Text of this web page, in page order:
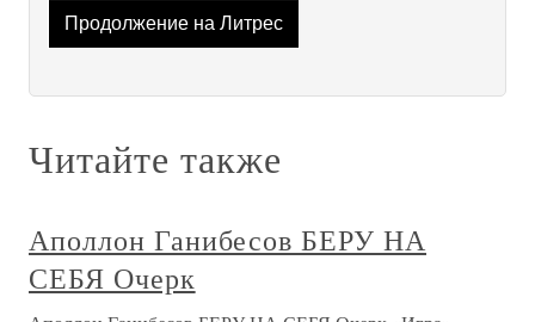
Продолжение на Литрес
Читайте также
Аполлон Ганибесов БЕРУ НА
СЕБЯ Очерк